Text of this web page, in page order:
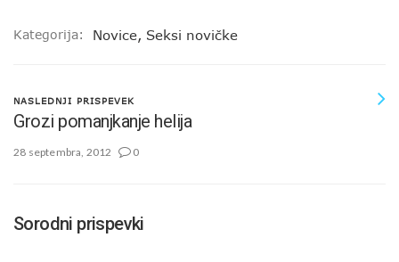
Kategorija: Novice, Seksi novičke
NASLEDNJI PRISPEVEK
Grozi pomanjkanje helija
28 septembra, 2012 0
Sorodni prispevki